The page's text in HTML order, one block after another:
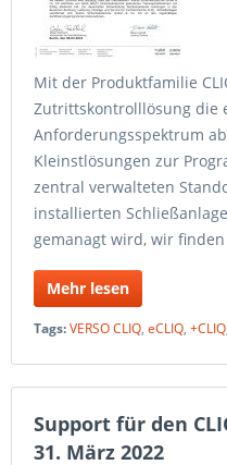
Mit der Produktfamilie
Zutrittskontrolllösung die
Anforderungsspektrum
Kleinstlösungen zur
zentral verwalteten
installierten
gemanagt wird, wir
Mehr lesen
Tags:VERSO CLIQ, eCLIQ, +CLIQ
Support für den
31. März 2022